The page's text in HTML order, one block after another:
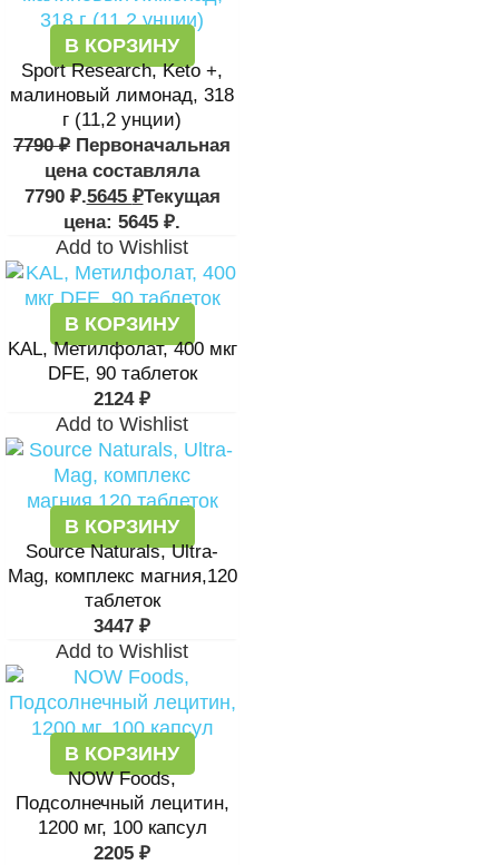
В КОРЗИНУ
Sport Research, Keto +,
малиновый лимонад, 318
г (11,2 унции)
7790₽ Первоначальная
цена составляла
7790 ₽.5645 ₽Текущая
цена: 5645 ₽.
Add to Wishlist
В КОРЗИНУ
KAL, Метилфолат, 400 мкг
DFE, 90 таблеток
2124 ₽
Add to Wishlist
В КОРЗИНУ
Source Naturals, Ultra-
Mag, комплекс магния,120
таблеток
3447 ₽
Add to Wishlist
В КОРЗИНУ
NOW Foods,
Подсолнечный лецитин,
1200 мг, 100 капсул
2205 ₽